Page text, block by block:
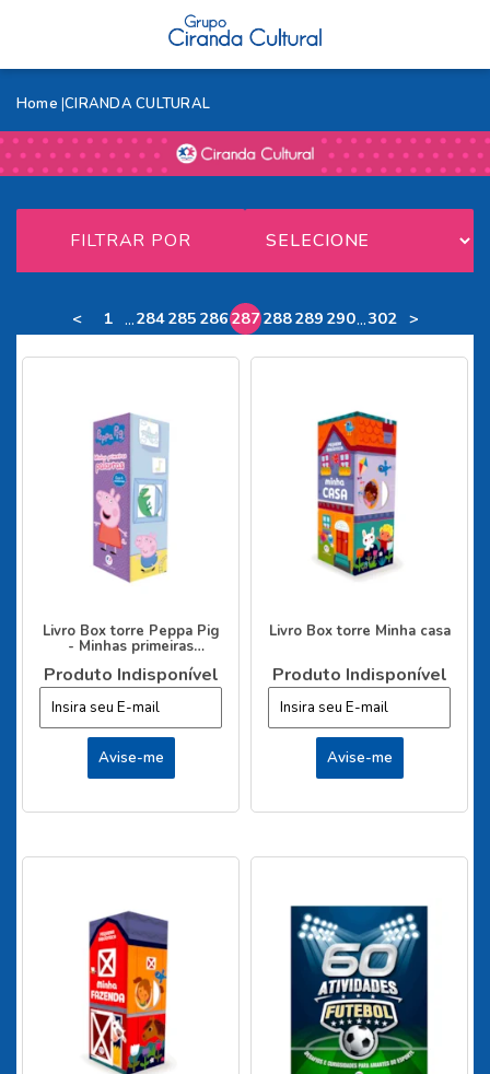
Home CIRANDA CULTURAL
FILTRAR POR
< 1 ...284285 286287288289 290...302 >
Livro Box torre Peppa Pig
- Minhas primeiras
Produto Indisponível
Livro Box torre Minha casa
Produto Indisponível